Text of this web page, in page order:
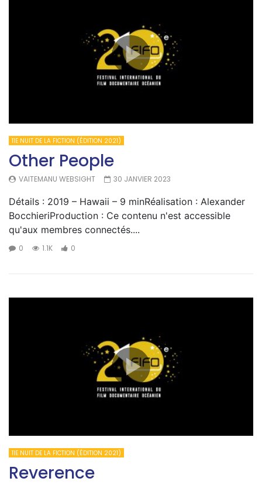
11E NUIT DE LA FICTION (ÉDITION 2021)
Other People
VAITEMANU WEBSIGHT 30 JANVIER 2023
Détails : 2019 – Hawaii – 9 minRéalisation : Alexander
BocchieriProduction : Ce contenu n'est accessible
qu'aux membres connectés....
0 1.1K 0
11E NUIT DE LA FICTION (ÉDITION 2021)
Reverence